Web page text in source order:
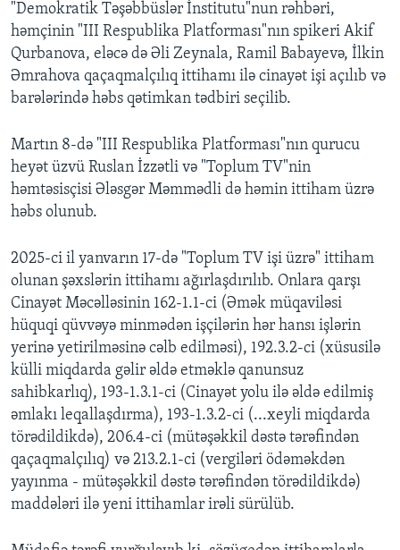
"Demokratik Təşəbbüslər İnstitutu"nun rəhbəri,
həmçinin "III Respublika Platforması"nın spikeri Akif
Qurbanova, eləcə də Əli Zeynala, Ramil Babayevə, İlkin
Əmrahova qaçaqmalçılıq ittihamı ilə cinayət işi açılıb və
barələrində həbs qətimkan tədbiri seçilib.
Martın 8-də "III Respublika Platforması"nın qurucu
heyət üzvü Ruslan İzzətli və "Toplum TV"nin
həmtəsisçisi Ələsgər Məmmədli də həmin ittiham üzrə
həbs olunub.
2025-ci il yanvarın 17-də "Toplum TV işi üzrə" ittiham
olunan şəxslərin ittihamı ağırlaşdırılıb. Onlara qarşı
Cinayət Məcəlləsinin 162-1.1-ci (Əmək müqaviləsi
hüquqi qüvvəyə minmədən işçilərin hər hansı işlərin
yerinə yetirilməsinə cəlb edilməsi), 192.3.2-ci (xüsusilə
külli miqdarda gəlir əldə etməklə qanunsuz
sahibkarlıq), 193-1.3.1-ci (Cinayət yolu ilə əldə edilmiş
əmlakı leqallaşdırma), 193-1.3.2-ci (...xeyli miqdarda
törədildikdə), 206.4-ci (mütəşəkkil dəstə tərəfindən
qaçaqmalçılıq) və 213.2.1-ci (vergiləri ödəməkdən
yayınma - mütəşəkkil dəstə tərəfindən törədildikdə)
maddələri ilə yeni ittihamlar irəli sürülüb.